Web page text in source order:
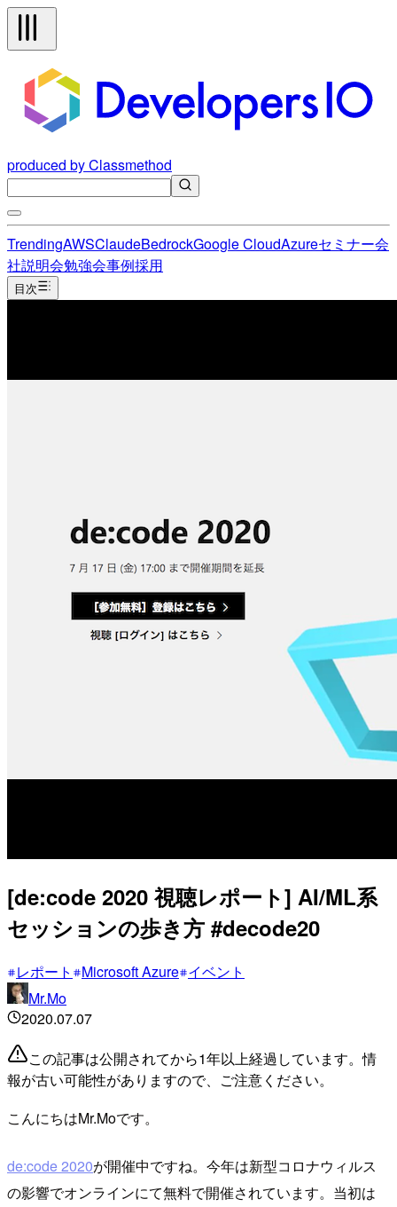
produced by Classmethod
TrendingAWSClaudeBedrockGoogle CloudAzureセミナー会
社説明会勉強会事例採用
目次
[de:code 2020 視聴レポート] AI/ML系
セッションの歩き方 #decode20
レポート Microsoft Azure イベント
Mr.Mo
2020.07.07
この記事は公開されてから1年以上経過しています。情
報が古い可能性がありますので、ご注意ください。
こんにちはMr.Moです。
de:code 2020が開催中ですね。今年は新型コロナウィルス
の影響でオンラインにて無料で開催されています。当初は